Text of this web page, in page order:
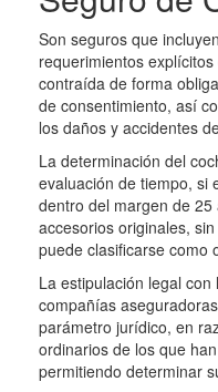
Son seguros que
requerimientos
contraída de forma
de consentimiento, así
los daños y accidentes
La determinación del
evaluación de tiempo, si
dentro del margen de
accesorios originales,
puede clasificarse como
La estipulación legal
compañías
parámetro jurídico, en
ordinarios de los que
permitiendo determinar